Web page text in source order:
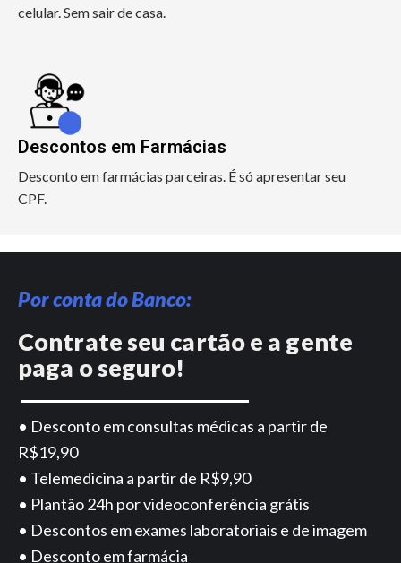
celular. Sem sair de casa.
Descontos em Farmácias
Desconto em farmácias parceiras. É só apresentar seu
CPF.
Por conta do Banco:
Contrate seu cartão e a gente
paga o seguro!
• Desconto em consultas médicas a partir de
R$19,90
• Telemedicina a partir de R$9,90
• Plantão 24h por videoconferência grátis
• Descontos em exames laboratoriais e de imagem
• Desconto em farmácia